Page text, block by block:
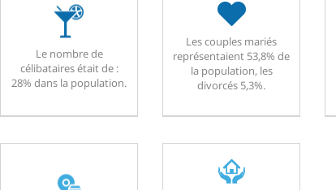
Le nombre de
célibataires était de :
28% dans la population.
Les couples mariés
représentaient 53,8% de
la population, les
divorcés 5,3%.